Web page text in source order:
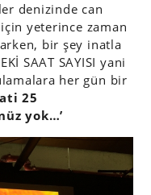
denizinde can
yeterince zaman
bir şey inatla
SAAT SAYISI yani
her gün bir
25
yok…’